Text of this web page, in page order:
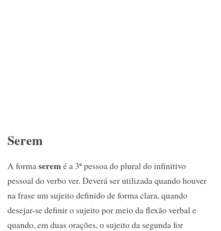
Serem
A formaseremé a 3ª pessoa do plural do infinitivo
pessoal do verbo ver. Deverá ser utilizada quando houver
na frase um sujeito definido de forma clara, quando
desejar-se definir o sujeito por meio da flexão verbal e
quando, em duas orações, o sujeito da segunda for